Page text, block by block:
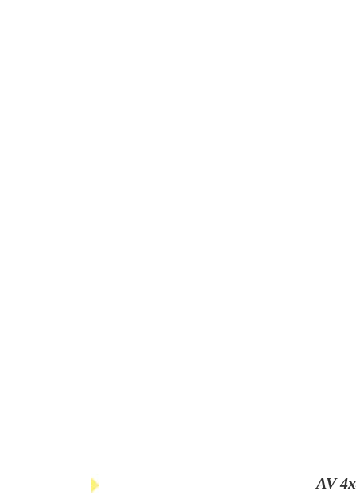
AV